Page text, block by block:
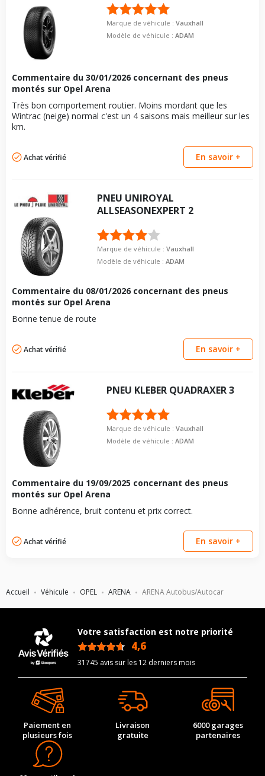
Accueil Véhicule OPEL ARENA ARENA Autobus/Autocar
vous conseillons de contacter directement le constructeur.
Marque de véhicule : Vauxhall
Modèle de véhicule : ADAM
Commentaire du 30/01/2026 concernant des pneus
montés sur Opel Arena
Très bon comportement routier. Moins mordant que les
Wintrac (neige) normal c'est un 4 saisons mais meilleur sur les
km.
Achat vérifié En savoir +
PNEU UNIROYAL
ALLSEASONEXPERT 2
Marque de véhicule : Vauxhall
Modèle de véhicule : ADAM
Commentaire du 08/01/2026 concernant des pneus
montés sur Opel Arena
Bonne tenue de route
Achat vérifié En savoir +
PNEU KLEBER QUADRAXER 3
Marque de véhicule : Vauxhall
Modèle de véhicule : ADAM
Commentaire du 19/09/2025 concernant des pneus
montés sur Opel Arena
Bonne adhérence, bruit contenu et prix correct.
Achat vérifié En savoir +
Votre satisfaction est notre priorité
4,6
31745 avis sur les 12 derniers mois
Paiement en
plusieurs fois
Livraison
gratuite
6000 garages
partenaires